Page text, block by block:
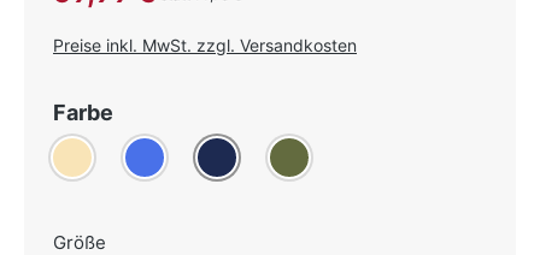
Preise inkl. MwSt. zzgl. Versandkosten
Farbe
Beige
(Diese Option ist zurzeit nicht verfügbar.)
Blau
(Diese Option ist zurzeit nicht verfügbar.)
Dunkelblau
Oliv
(Diese Option ist zurzeit nicht
Größe